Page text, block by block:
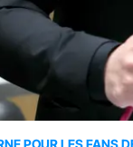
POUR LES FANS